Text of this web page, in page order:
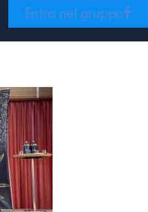
Entra nel gruppo